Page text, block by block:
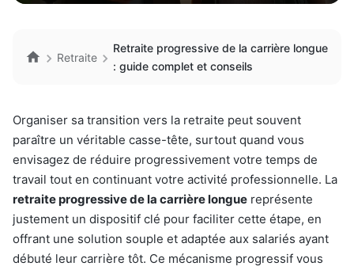
Retraite
Retraite progressive de la carrière longue
: guide complet et conseils
Organiser sa transition vers la retraite peut souvent
paraître un véritable casse-tête, surtout quand vous
envisagez de réduire progressivement votre temps de
travail tout en continuant votre activité professionnelle. La
retraite progressive de la carrière longue représente
justement un dispositif clé pour faciliter cette étape, en
offrant une solution souple et adaptée aux salariés ayant
débuté leur carrière tôt. Ce mécanisme progressif vous